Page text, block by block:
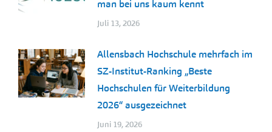
man bei uns kaum kennt
Juli 13, 2026
Allensbach Hochschule mehrfach im
SZ-Institut-Ranking „Beste
Hochschulen für Weiterbildung
2026“ ausgezeichnet
Juni 19, 2026